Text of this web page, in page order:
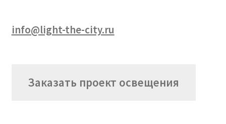
info@light-the-city.ru
Заказать проект освещения